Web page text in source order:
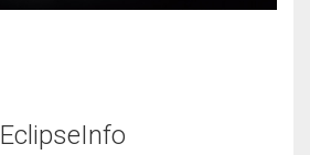
EclipseInfo